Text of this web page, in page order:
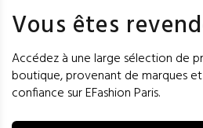
Vous êtes
Accédez à une large sélection de
boutique, provenant de marques
confiance sur EFashion Paris.